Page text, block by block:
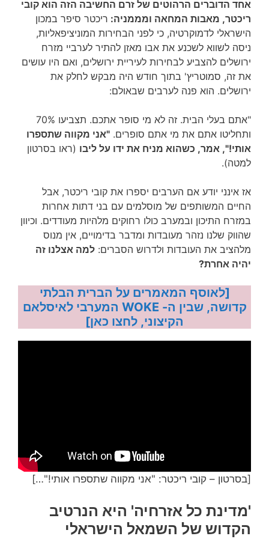
אחד הדוברים הרהוטים של זרם החשיבה הזה הוא קובי
ריכטר, מאבות המחאה ומממניה: ריכטר סיפר במכון
הישראלי לדמוקרטיה, כי לפני הבחירות המוניציפאליות,
ניסה לשווא לשכנע את אבו מאזן להתיר לערביי מזרח
ירושלים להצביע לבחירות לעיריית ירושלים, ואם היו עושים
את זה, סמוטריץ' בתוך חודש היה מבקש לחלק את
ירושלים. הוא פנה לערבים שבאולם:
"אתם בעלי הבית. זה לא מי סופר אתכם. תצביעו 70%
ותחליטו אתם את מי אתם סופרים. "אני מקווה שתספרו
אותי!", אמר, כשהוא מניח את ידו על ליבו (ראו בסרטון
למטה).
אז אינני יודע אם הערבים יספרו את קובי ריכטר, אבל
החיים המשותפים של מוסלמים עם בני דתות אחרות
במזרח התיכון ובמערב כולו רחוקים מלהיות מעודדים. וכיוון
שהווק שלנו נזהר מעובדות ומדבר בדימויים, אין מנוס
מלהציב את העובדות ולדרוש הסברים: למה אצלנו זה
יהיה אחרת?
[לאוסף המאמרים על הברית הבלתי
קדושה, שבין ה- WOKE המערבי לאיסלאם
הקיצוני, לחצו כאן]
[בסרטון – קובי ריכטר: "אני מקווה שתספרו אותי!"…]
'מדינת כל אזרחיה' היא הנרטיב
הקדוש של השמאל הישראלי